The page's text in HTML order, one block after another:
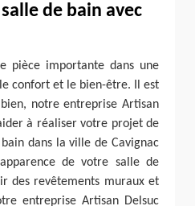
de bain avec
pièce importante dans une
confort et le bien-être. Il est
notre entreprise Artisan
à réaliser votre projet de
dans la ville de Cavignac
de votre salle de
des revêtements muraux et
entreprise Artisan Delsuc